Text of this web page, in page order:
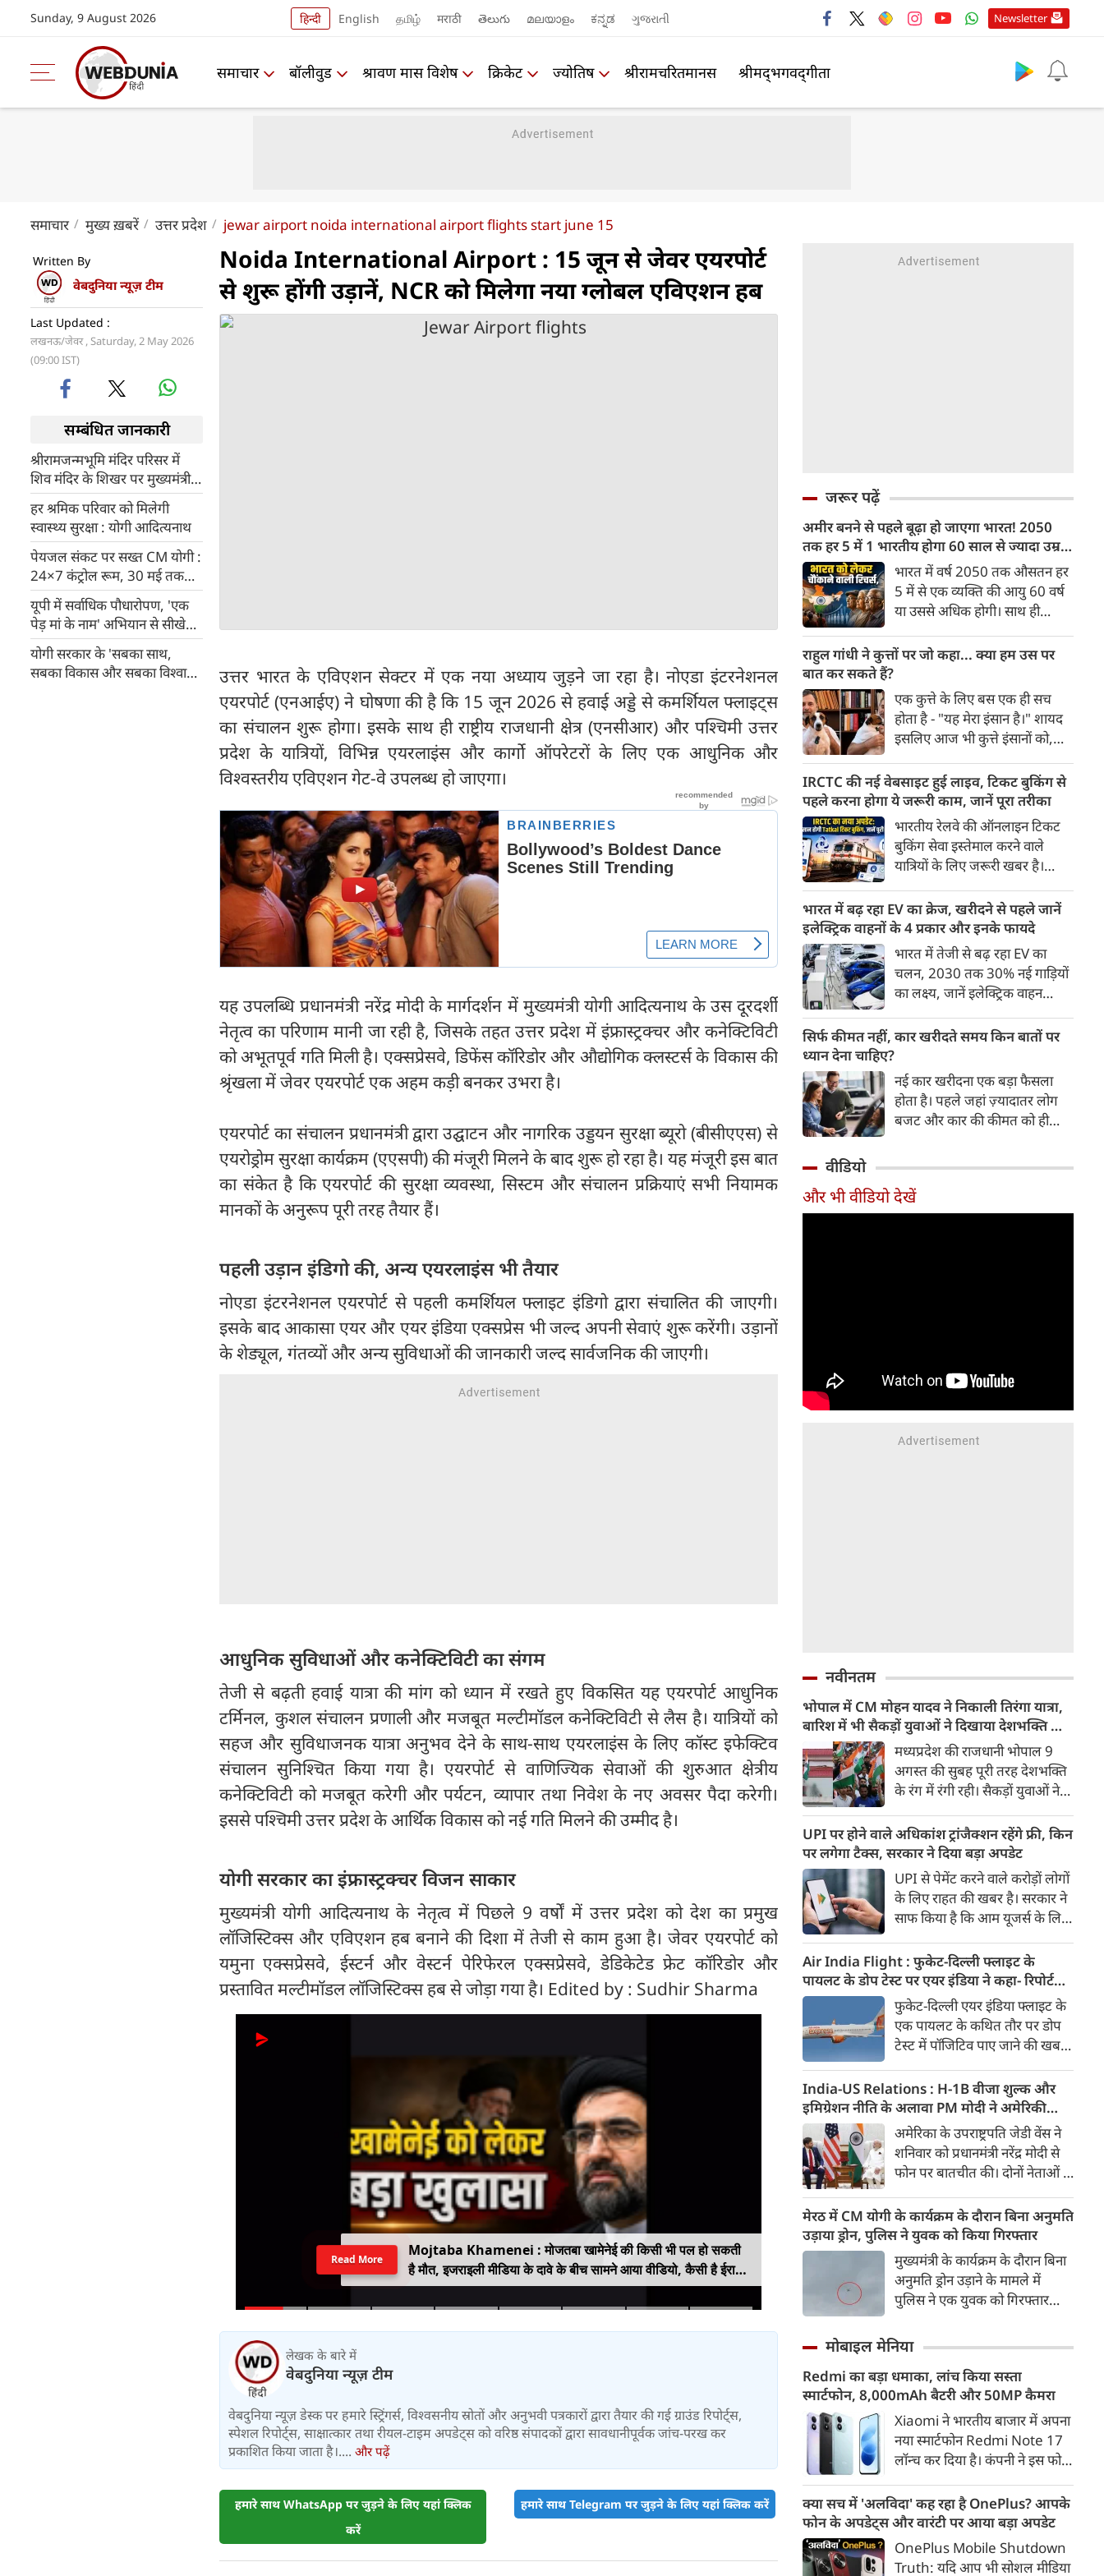
Sunday, 9 August 2026 हिन्दी English தமிழ் मराठी తెలుగు മലയാളം ಕನ್ನಡ ગુજરાતી Newsletter
समाचार बॉलीवुड श्रावण मास विशेष क्रिकेट ज्योतिष श्रीरामचरितमानस श्रीमद्‍भगवद्‍गीता
समाचार मुख्य ख़बरें उत्तर प्रदेश jewar airport noida international airport flights start june 15
Written By
वेबदुनिया न्यूज़ टीम
Last Updated :
लखनऊ/जेवर , Saturday, 2 May 2026
(09:00 IST)
सम्बंधित जानकारी
श्रीरामजन्मभूमि मंदिर परिसर में
शिव मंदिर के शिखर पर मुख्यमंत्री
योगी ने फहराई धर्म ध्वजा
हर श्रमिक परिवार को मिलेगी
स्वास्थ्य सुरक्षा : योगी आदित्यनाथ
पेयजल संकट पर सख्त CM योगी :
24×7 कंट्रोल रूम, 30 मई तक
नहरों की सफाई और टैंकर व्यवस्था
के निर्देश
यूपी में सर्वाधिक पौधारोपण, 'एक
पेड़ मां के नाम' अभियान से सीखेगी
दुनिया
योगी सरकार के 'सबका साथ,
सबका विकास और सबका विश्वास'
Noida International Airport : 15 जून से जेवर एयरपोर्ट
से शुरू होंगी उड़ानें, NCR को मिलेगा नया ग्लोबल एविएशन हब
उत्तर भारत के एविएशन सेक्टर में एक नया अध्याय जुड़ने जा रहा है। नोएडा इंटरनेशनल
एयरपोर्ट (एनआईए) ने घोषणा की है कि 15 जून 2026 से हवाई अड्डे से कमर्शियल फ्लाइट्स
का संचालन शुरू होगा। इसके साथ ही राष्ट्रीय राजधानी क्षेत्र (एनसीआर) और पश्चिमी उत्तर
प्रदेश के यात्रियों, विभिन्न एयरलाइंस और कार्गो ऑपरेटरों के लिए एक आधुनिक और
विश्वस्तरीय एविएशन गेट-वे उपलब्ध हो जाएगा।
यह उपलब्धि प्रधानमंत्री नरेंद्र मोदी के मार्गदर्शन में मुख्यमंत्री योगी आदित्यनाथ के उस दूरदर्शी
नेतृत्व का परिणाम मानी जा रही है, जिसके तहत उत्तर प्रदेश में इंफ्रास्ट्रक्चर और कनेक्टिविटी
को अभूतपूर्व गति मिली है। एक्सप्रेसवे, डिफेंस कॉरिडोर और औद्योगिक क्लस्टर्स के विकास की
श्रृंखला में जेवर एयरपोर्ट एक अहम कड़ी बनकर उभरा है।
एयरपोर्ट का संचालन प्रधानमंत्री द्वारा उद्घाटन और नागरिक उड्डयन सुरक्षा ब्यूरो (बीसीएएस) से
एयरोड्रोम सुरक्षा कार्यक्रम (एएसपी) की मंजूरी मिलने के बाद शुरू हो रहा है। यह मंजूरी इस बात
का संकेत है कि एयरपोर्ट की सुरक्षा व्यवस्था, सिस्टम और संचालन प्रक्रियाएं सभी नियामक
मानकों के अनुरूप पूरी तरह तैयार हैं।
पहली उड़ान इंडिगो की, अन्य एयरलाइंस भी तैयार
नोएडा इंटरनेशनल एयरपोर्ट से पहली कमर्शियल फ्लाइट इंडिगो द्वारा संचालित की जाएगी।
इसके बाद आकासा एयर और एयर इंडिया एक्सप्रेस भी जल्द अपनी सेवाएं शुरू करेंगी। उड़ानों
के शेड्यूल, गंतव्यों और अन्य सुविधाओं की जानकारी जल्द सार्वजनिक की जाएगी।
आधुनिक सुविधाओं और कनेक्टिविटी का संगम
तेजी से बढ़ती हवाई यात्रा की मांग को ध्यान में रखते हुए विकसित यह एयरपोर्ट आधुनिक
टर्मिनल, कुशल संचालन प्रणाली और मजबूत मल्टीमॉडल कनेक्टिविटी से लैस है। यात्रियों को
सहज और सुविधाजनक यात्रा अनुभव देने के साथ-साथ एयरलाइंस के लिए कॉस्ट इफेक्टिव
संचालन सुनिश्चित किया गया है। एयरपोर्ट से वाणिज्यिक सेवाओं की शुरुआत क्षेत्रीय
कनेक्टिविटी को मजबूत करेगी और पर्यटन, व्यापार तथा निवेश के नए अवसर पैदा करेगी।
इससे पश्चिमी उत्तर प्रदेश के आर्थिक विकास को नई गति मिलने की उम्मीद है।
योगी सरकार का इंफ्रास्ट्रक्चर विजन साकार
मुख्यमंत्री योगी आदित्यनाथ के नेतृत्व में पिछले 9 वर्षों में उत्तर प्रदेश को देश का प्रमुख
लॉजिस्टिक्स और एविएशन हब बनाने की दिशा में तेजी से काम हुआ है। जेवर एयरपोर्ट को
यमुना एक्सप्रेसवे, ईस्टर्न और वेस्टर्न पेरिफेरल एक्सप्रेसवे, डेडिकेटेड फ्रेट कॉरिडोर और
प्रस्तावित मल्टीमॉडल लॉजिस्टिक्स हब से जोड़ा गया है। Edited by : Sudhir Sharma
Mojtaba Khamenei : मोजतबा खामेनेई की किसी भी पल हो सकती
है मौत, इजराइली मीडिया के दावे के बीच सामने आया वीडियो, कैसी है ईरान
के सुप्रीम लीडर की हालत
Read More
लेखक के बारे में
वेबदुनिया न्यूज़ टीम
वेबदुनिया न्यूज़ डेस्क पर हमारे स्ट्रिंगर्स, विश्वसनीय स्रोतों और अनुभवी पत्रकारों द्वारा तैयार की गई ग्राउंड रिपोर्ट्स,
स्पेशल रिपोर्ट्स, साक्षात्कार तथा रीयल-टाइम अपडेट्स को वरिष्ठ संपादकों द्वारा सावधानीपूर्वक जांच-परख कर
प्रकाशित किया जाता है।.... और पढ़ें
हमारे साथ WhatsApp पर जुड़ने के लिए यहां क्लिक
करें
हमारे साथ Telegram पर जुड़ने के लिए यहां क्लिक करें
जरूर पढ़ें
अमीर बनने से पहले बूढ़ा हो जाएगा भारत! 2050
तक हर 5 में 1 भारतीय होगा 60 साल से ज्यादा उम्र
का
भारत में वर्ष 2050 तक औसतन हर
5 में से एक व्यक्ति की आयु 60 वर्ष
या उससे अधिक होगी। साथ ही
भारत में रहेंगे। ‘ट्रांसफॉर्म रूरल
अनुसार भारत विकसित देशों के
विपरीत समृद्ध बनने से पहले ही वृद्ध
होती आबादी वाले देश की श्रेणी में
पहुंच रहा है।
राहुल गांधी ने कुत्तों पर जो कहा... क्या हम उस पर
बात कर सकते हैं?
एक कुत्ते के लिए बस एक ही सच
होता है - "यह मेरा इंसान है।" शायद
इसलिए आज भी कुत्ते इंसानों को,
भू-राजनीति से लेकर कृत्रिम
बुद्धिमत्ता, जलवायु परिवर्तन से लेकर
क्रिकेट तक हर विषय पर बहस कर
सकते हैं, तो उस जीव पर भी एक
गंभीर चर्चा बनती है जिसने किसी भी
सभ्यता से पहले इंसान का साथ चुना
था। दुर्भाग्य यह है कि आज कुत्तों के
बारे में हमारी राय पशु-चिकित्सकों,
व्यवहार वैज्ञानिकों या विशेषज्ञों से
कम... और व्हाट्सऐप यूनिवर्सिटी से
ज़्यादा बनती है।
IRCTC की नई वेबसाइट हुई लाइव, टिकट बुकिंग से
पहले करना होगा ये जरूरी काम, जानें पूरा तरीका
भारतीय रेलवे की ऑनलाइन टिकट
बुकिंग सेवा इस्तेमाल करने वाले
यात्रियों के लिए जरूरी खबर है।
वेबसाइट का बीटा वर्जन लॉन्च कर
दिया है। करीब 24 साल पुराने
इंटरफेस के बाद वेबसाइट को नए
डिजाइन और कई नए फीचर्स के साथ
अपडेट किया गया है।
भारत में बढ़ रहा EV का क्रेज, खरीदने से पहले जानें
इलेक्ट्रिक वाहनों के 4 प्रकार और इनके फायदे
भारत में तेजी से बढ़ रहा EV का
चलन, 2030 तक 30% नई गाड़ियों
का लक्ष्य, जानें इलेक्ट्रिक वाहन
200 अरब रुपए का मौका
सिर्फ कीमत नहीं, कार खरीदते समय किन बातों पर
ध्यान देना चाहिए?
नई कार खरीदना एक बड़ा फैसला
होता है। पहले जहां ज़्यादातर लोग
बजट और कार की कीमत को ही
खरीदते समय किन बातों पर ध्यान
देना चाहिए।
वीडियो
और भी वीडियो देखें
नवीनतम
भोपाल में CM मोहन यादव ने निकाली तिरंगा यात्रा,
बारिश में भी सैकड़ों युवाओं ने दिखाया देशभक्ति का
जज्बा
मध्यप्रदेश की राजधानी भोपाल 9
अगस्त की सुबह पूरी तरह देशभक्ति
के रंग में रंगी रही। सैकड़ों युवाओं ने
निकाली और राष्ट्र सर्वोपरि का संदेश
दिया। इस दौरान आलम यह था कि
बारिश के बीच भी युवाओं का जोश
कम नहीं हुआ। उन्होंने जोर-शोर से
यह यात्रा निकाली और लोगों को प्रेरित
किया। मुख्यमंत्री डॉ. मोहन यादव ने
इस 'तिरंगा यात्रा' का शुभारंभ किया।
UPI पर होने वाले अधिकांश ट्रांजैक्शन रहेंगे फ्री, किन
पर लगेगा टैक्स, सरकार ने दिया बड़ा अपडेट
UPI से पेमेंट करने वाले करोड़ों लोगों
के लिए राहत की खबर है। सरकार ने
साफ किया है कि आम यूजर्स के लिए
एक व्यक्ति से दूसरे व्यक्ति को पैसे
भेजने यानी Person-to-Person
(P2P) UPI ट्रांजैक्शन पर कोई चार्ज
नहीं लगेगा। इसके अलावा ज्यादातर
मर्चेंट पेमेंट भी बिना शुल्क के जारी
रहने की उम्मीद है।
Air India Flight : फुकेट-दिल्ली फ्लाइट के
पायलट के डोप टेस्ट पर एयर इंडिया ने कहा- रिपोर्ट
नहीं मिली, टिप्पणी की स्थिति में नहीं
फुकेट-दिल्ली एयर इंडिया फ्लाइट के
एक पायलट के कथित तौर पर डोप
टेस्ट में पॉजिटिव पाए जाने की खबरों
अभी तक टेस्ट रिपोर्ट उपलब्ध नहीं
कराई गई है। एयरलाइन ने कहा कि
रिपोर्ट उसके पास नहीं होने के कारण
वह इस मामले में किसी निष्कर्ष पर
टिप्पणी करने की स्थिति में नहीं है।
India-US Relations : H-1B वीजा शुल्क और
इमिग्रेशन नीति के अलावा PM मोदी ने अमेरिकी
उपराष्ट्रपति जेडी वेंस किन मुद्दों पर की चर्चा
अमेरिका के उपराष्ट्रपति जेडी वेंस ने
शनिवार को प्रधानमंत्री नरेंद्र मोदी से
फोन पर बातचीत की। दोनों नेताओं ने
रणनीतिक साझेदारी को और मजबूत
करने के तरीकों पर चर्चा की।
बातचीत के दौरान व्यापार, रक्षा,
ऊर्जा सुरक्षा, महत्वपूर्ण खनिज और
उभरती तकनीकों जैसे प्रमुख मुद्दों पर
विचार-विमर्श हुआ।
मेरठ में CM योगी के कार्यक्रम के दौरान बिना अनुमति
उड़ाया ड्रोन, पुलिस ने युवक को किया गिरफ्तार
मुख्यमंत्री के कार्यक्रम के दौरान बिना
अनुमति ड्रोन उड़ाने के मामले में
पुलिस ने एक युवक को गिरफ्तार
दो ड्रोन उड़ते हुए दिखाई दिए थे। जांच
से उड़ाया जा रहा था, जबकि दूसरा
ड्रोन बिना अनुमति उड़ता पाया गया।
मोबाइल मेनिया
Redmi का बड़ा धमाका, लांच किया सस्ता
स्मार्टफोन, 8,000mAh बैटरी और 50MP कैमरा
Xiaomi ने भारतीय बाजार में अपना
नया स्मार्टफोन Redmi Note 17
लॉन्च कर दिया है। कंपनी ने इस फोन
डिस्प्ले, 8,000mAh की बड़ी बैटरी
और Qualcomm Snapdragon
चिपसेट के साथ पेश किया है। फोन में
50MP का मेन कैमरा दिया गया है।
क्या सच में 'अलविदा' कह रहा है OnePlus? आपके
फोन के अपडेट्स और वारंटी पर आया बड़ा अपडेट
OnePlus Mobile Shutdown
Truth: यदि आप भी सोशल मीडिया